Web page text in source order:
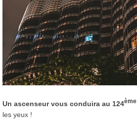
Un ascenseur vous conduira au 124ème
les yeux !